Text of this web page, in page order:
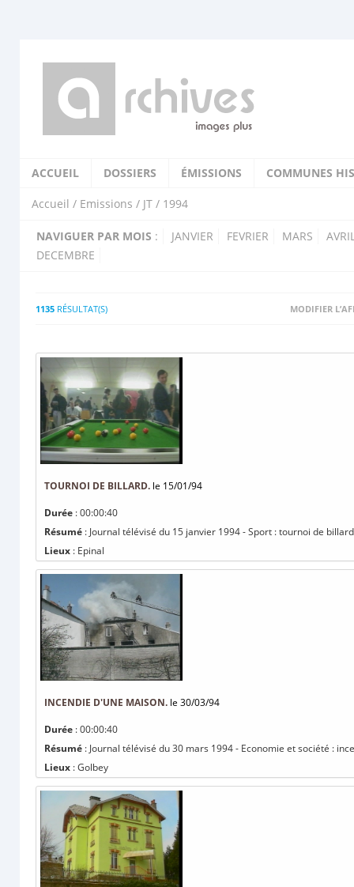
ACCUEIL DOSSIERS ÉMISSIONS COMMUNES
Accueil / Emissions / JT / 1994
NAVIGUER PAR MOIS : JANVIER FEVRIER MARS
DECEMBRE
1135 RÉSULTAT(S) MODIFIER
TOURNOI DE BILLARD. le 15/01/94
Durée : 00:00:40
Résumé : Journal télévisé du 15 janvier 1994 - Sport : tournoi de
Lieux : Epinal
INCENDIE D'UNE MAISON. le 30/03/94
Durée : 00:00:40
Résumé : Journal télévisé du 30 mars 1994 - Economie et société :
Lieux : Golbey